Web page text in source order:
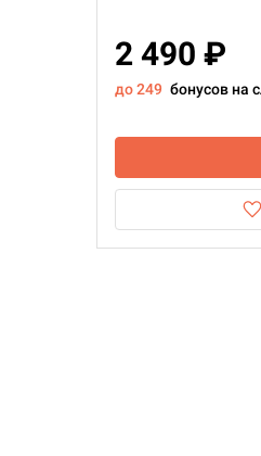
2 490 ₽
до 249 бонусов на